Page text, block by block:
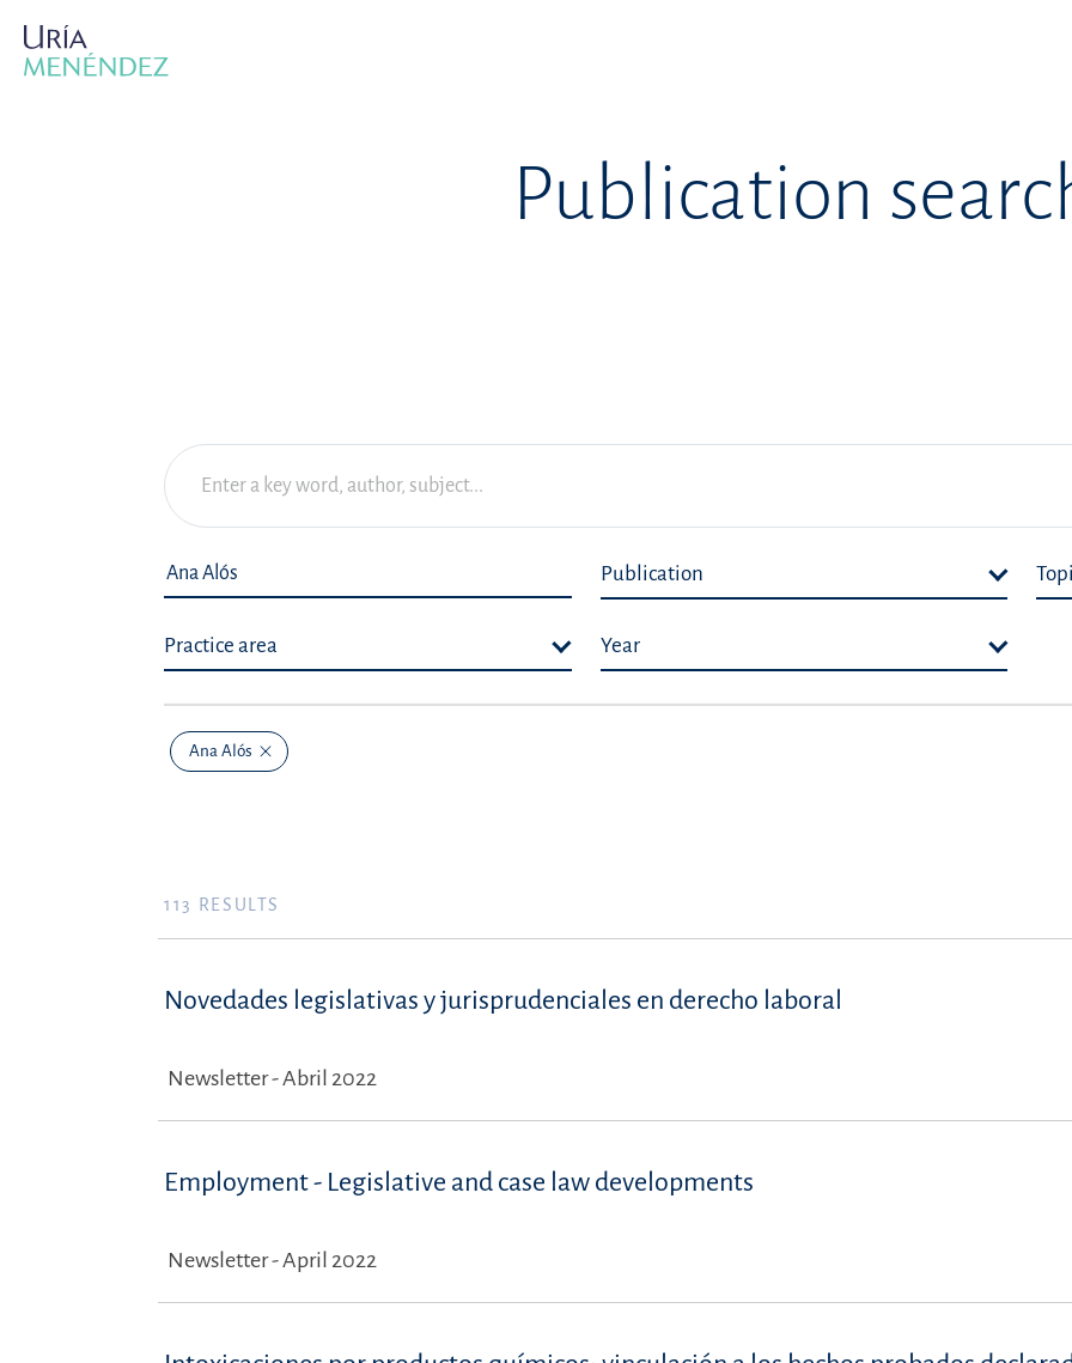
Publication
Publication
Practice area Year
Ana Alós
113 RESULTS
Novedades legislativas y jurisprudenciales en derecho laboral
Newsletter - Abril 2022
Employment - Legislative and case law developments
Newsletter - April 2022